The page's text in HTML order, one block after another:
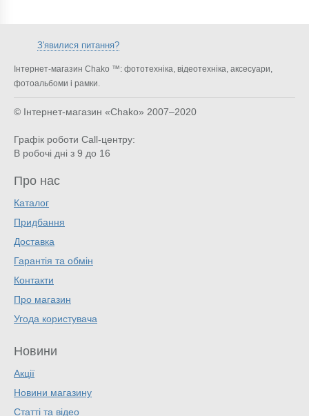
З'явилися питання?
Інтернет-магазин Chako ™: фототехніка, відеотехніка, аксесуари,
фотоальбоми і рамки.
© Інтернет-магазин «Chako» 2007–2020
Графік роботи Call-центру:
В робочі дні з 9 до 16
Про нас
Каталог
Придбання
Доставка
Гарантія та обмін
Контакти
Про магазин
Угода користувача
Новини
Акції
Новини магазину
Статті та відео